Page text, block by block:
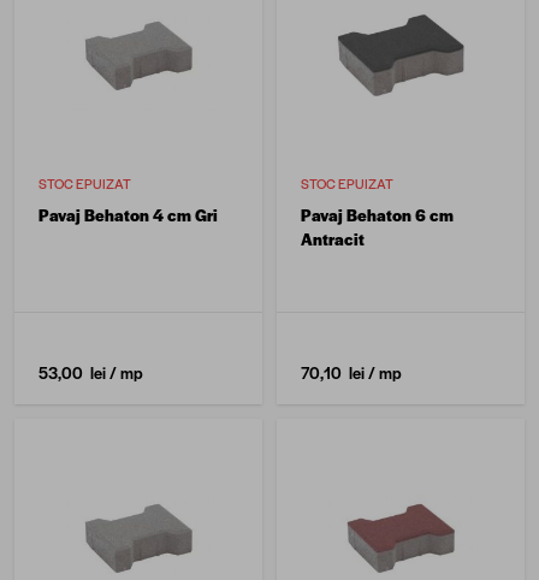
STOC EPUIZAT
Pavaj Behaton 4 cm Gri
53,00 lei/ mp
STOC EPUIZAT
Pavaj Behaton 6 cm
Antracit
70,10 lei/ mp